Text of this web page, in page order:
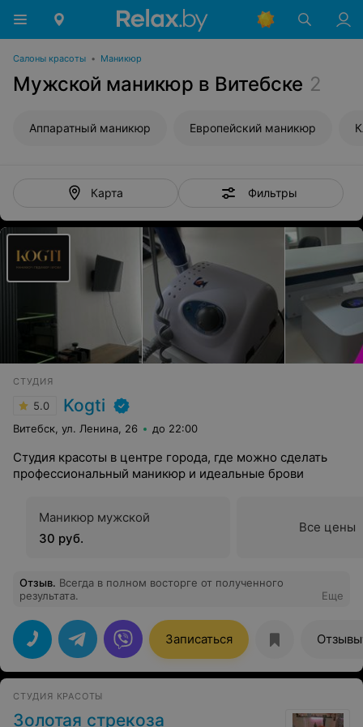
Салоны красоты • Маникюр
Мужской маникюр в Витебске 2
Аппаратный маникюр Европейский маникюр
Карта Фильтры
СТУДИЯ
5.0 Kogti
Витебск, ул. Ленина, 26 до 22:00
Студия красоты в центре города, где можно сделать
профессиональный маникюр и идеальные брови
Маникюр мужской
30 руб.
Все цены
Отзыв. Всегда в полном восторге от полученного
результата.
Еще
Записаться Отзывы
СТУДИЯ КРАСОТЫ
Золотая стрекоза